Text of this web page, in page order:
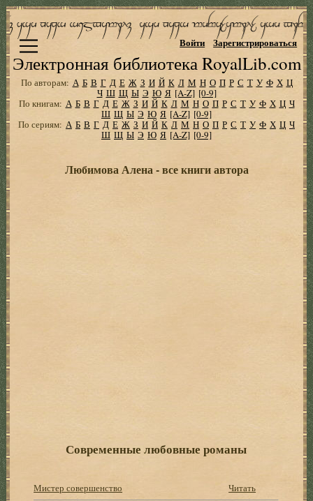
Электронная библиотека RoyalLib.com
Войти Зарегистрироваться
По авторам: А Б В Г Д Е Ж З И Й К Л М Н О П Р С Т У Ф Х Ц
Ч Ш Щ Ы Э Ю Я [A-Z] [0-9]
По книгам: А Б В Г Д Е Ж З И Й К Л М Н О П Р С Т У Ф Х Ц Ч
Ш Щ Ы Э Ю Я [A-Z] [0-9]
По сериям: А Б В Г Д Е Ж З И Й К Л М Н О П Р С Т У Ф Х Ц Ч
Ш Щ Ы Э Ю Я [A-Z] [0-9]
Любимова Алена - все книги автора
Современные любовные романы
Мистер совершенство
Читать